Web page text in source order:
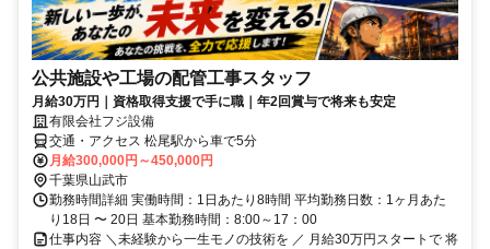
公共施設や工場の配管工事スタッフ
月給30万円｜資格取得支援で手に職｜年2回賞与で将来も安定
有限会社フジ設備
交通・アクセス 松尾駅から車で5分
月給300,000円～450,000円
千葉県山武市
勤務時間詳細 実働時間：1日あたり8時間 平均勤務日数：1ヶ月あた
り18日 〜 20日 基本勤務時間：8:00～17：00
仕事内容 ＼未経験から一生モノの技術を ／ 月給30万円スタートで 将